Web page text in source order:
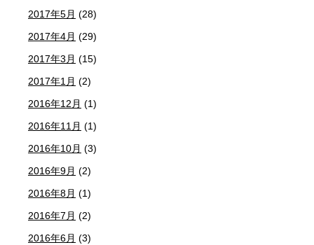
2017年5月 (28)
2017年4月 (29)
2017年3月 (15)
2017年1月 (2)
2016年12月 (1)
2016年11月 (1)
2016年10月 (3)
2016年9月 (2)
2016年8月 (1)
2016年7月 (2)
2016年6月 (3)